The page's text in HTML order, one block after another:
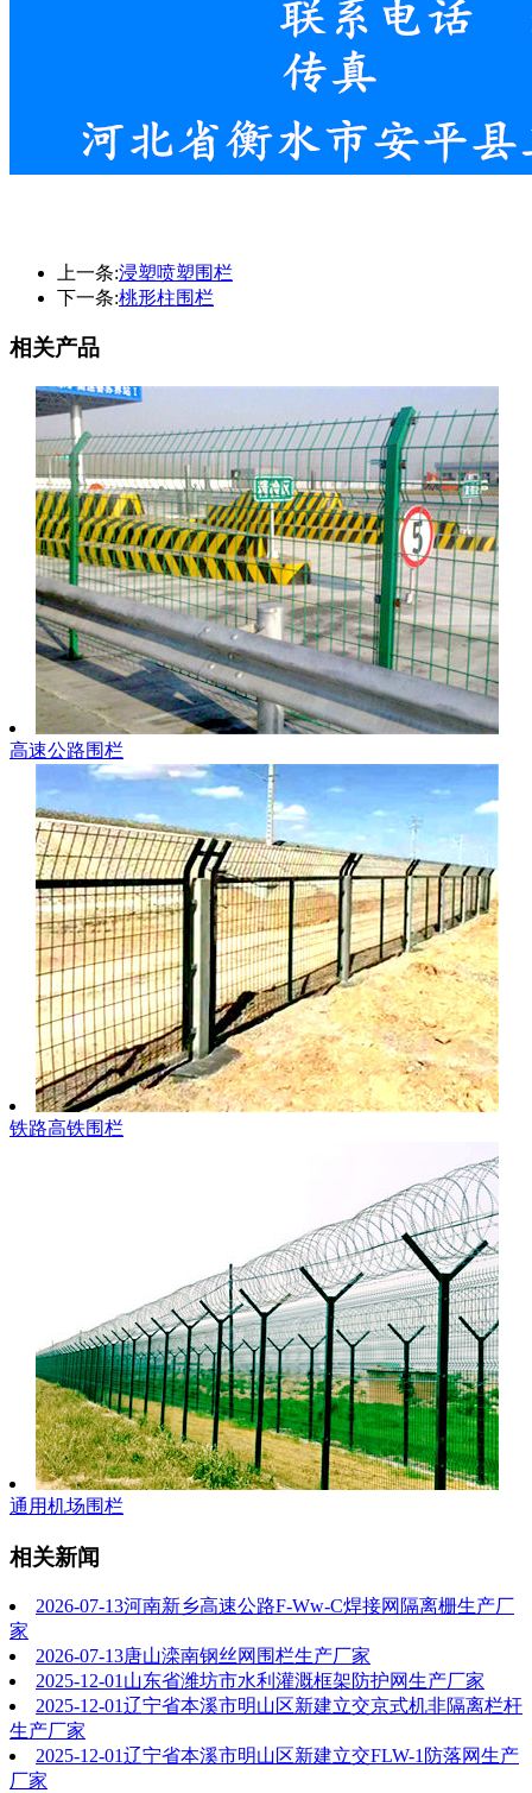
上一条:浸塑喷塑围栏
下一条:桃形柱围栏
相关产品
高速公路围栏
铁路高铁围栏
通用机场围栏
相关新闻
2026-07-13河南新乡高速公路F-Ww-C焊接网隔离栅生产厂
家
2026-07-13唐山滦南钢丝网围栏生产厂家
2025-12-01 山东省潍坊市水利灌溉框架防护网生产厂家
2025-12-01辽宁省本溪市明山区新建立交京式机非隔离栏杆
生产厂家
2025-12-01辽宁省本溪市明山区新建立交FLW-1防落网生产
厂家